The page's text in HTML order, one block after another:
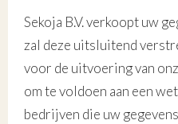
Sekoja B.V. verkoopt uw
zal deze uitsluitend
voor de uitvoering van
om te voldoen aan een
bedrijven die uw